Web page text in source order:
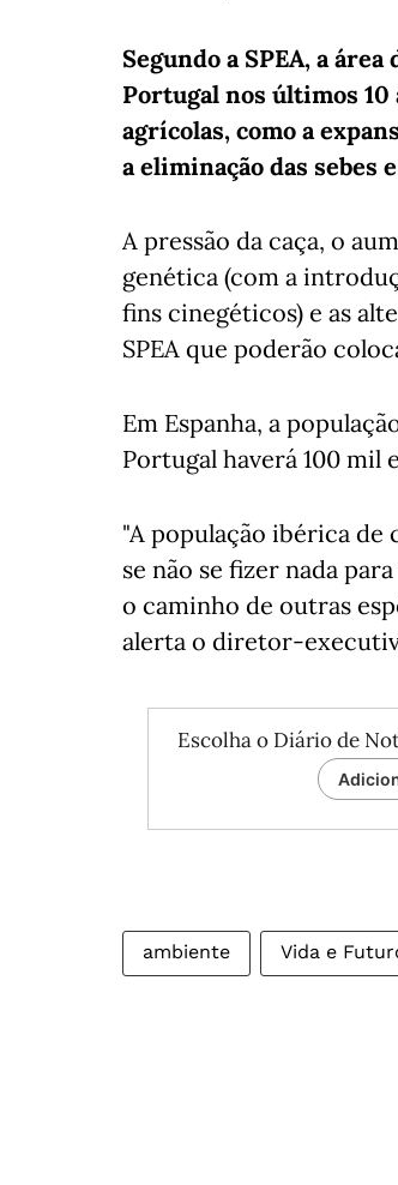
Segundo a SPEA, a
Portugal nos últimos 10
agrícolas, como a
a eliminação das sebes
A pressão da caça, o
genética (com a
fins cinegéticos) e as
SPEA que poderão
Em Espanha, a
Portugal haverá 100 mil
"A população ibérica de
se não se fizer nada
o caminho de outras
alerta o diretor-
Escolha o Diário de
ambiente Vida e